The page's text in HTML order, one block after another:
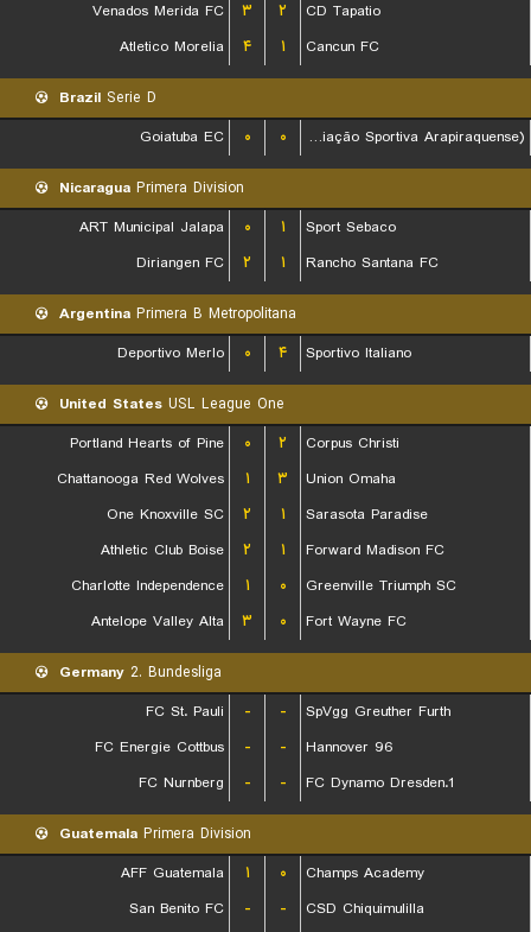
Venados Merida FC
۳ ۲
CD Tapatio
Atletico Morelia
۴ ۱ Cancun FC
Brazil Serie D
Goiatuba EC
۰ ۰ ASA (Agremiação Sportiva Arapiraquense)
Nicaragua Primera Division
ART Municipal Jalapa
۰ ۱
Sport Sebaco
Diriangen FC
۲ ۱ Rancho Santana FC
Argentina Primera B Metropolitana
Deportivo Merlo
۰ ۴ Sportivo Italiano
United States USL League One
Portland Hearts of Pine
۰ ۲
Corpus Christi
Chattanooga Red Wolves
۱ ۳
Union Omaha
One Knoxville SC
۲ ۱
Sarasota Paradise
Athletic Club Boise
۲ ۱
Forward Madison FC
Charlotte Independence
۱ ۰
Greenville Triumph SC
Antelope Valley Alta
۳ ۰ Fort Wayne FC
Germany 2. Bundesliga
FC St. Pauli
- -
SpVgg Greuther Furth
FC Energie Cottbus
- -
Hannover 96
FC Nurnberg
- - 1.FC Dynamo Dresden
Guatemala Primera Division
AFF Guatemala
۱ ۰
Champs Academy
San Benito FC
- -
CSD Chiquimulilla